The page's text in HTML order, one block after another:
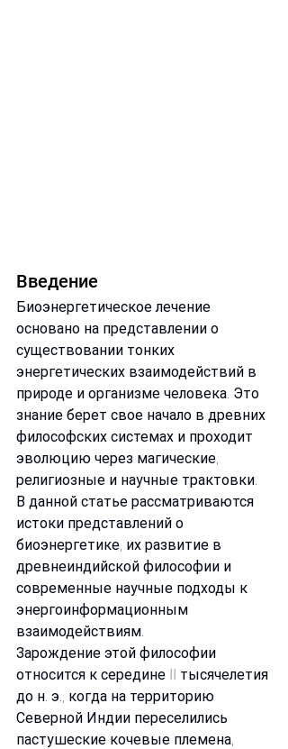
Введение
Биоэнергетическое лечение
основано на представлении о
существовании тонких
энергетических взаимодействий в
природе и организме человека. Это
знание берет свое начало в древних
философских системах и проходит
эволюцию через магические,
религиозные и научные трактовки.
В данной статье рассматриваются
истоки представлений о
биоэнергетике, их развитие в
древнеиндийской философии и
современные научные подходы к
энергоинформационным
взаимодействиям.
Зарождение этой философии
относится к середине II тысячелетия
до н. э., когда на территорию
Северной Индии переселились
пастушеские кочевые племена,